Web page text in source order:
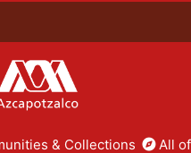
& Collections All